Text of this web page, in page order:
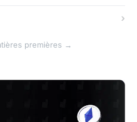
premières →